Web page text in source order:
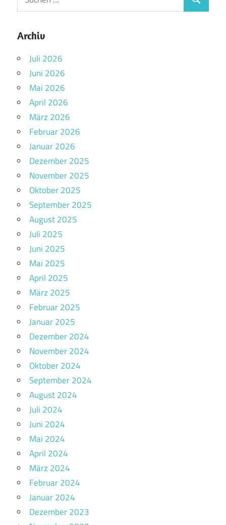
Archiv
Juli 2026
Juni 2026
Mai 2026
April 2026
März 2026
Februar 2026
Januar 2026
Dezember 2025
November 2025
Oktober 2025
September 2025
August 2025
Juli 2025
Juni 2025
Mai 2025
April 2025
März 2025
Februar 2025
Januar 2025
Dezember 2024
November 2024
Oktober 2024
September 2024
August 2024
Juli 2024
Juni 2024
Mai 2024
April 2024
März 2024
Februar 2024
Januar 2024
Dezember 2023